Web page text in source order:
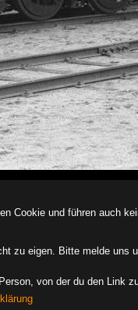
Cookie und führen auch
zu eigen. Bitte melde uns
von der du den Link